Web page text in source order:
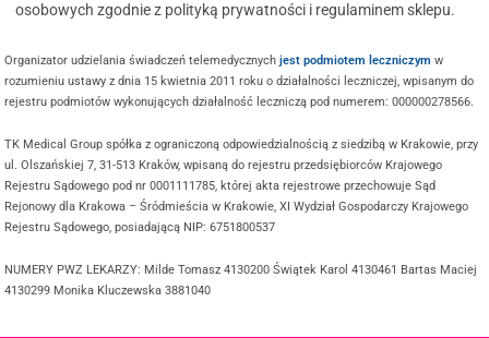
osobowych zgodnie z polityką prywatności i regulaminem sklepu.
Organizator udzielania świadczeń telemedycznychjest podmiotem leczniczym w
rozumieniu ustawy z dnia 15 kwietnia 2011 roku o działalności leczniczej, wpisanym do
rejestru podmiotów wykonujących działalność leczniczą pod numerem: 000000278566.
TK Medical Group spółka z ograniczoną odpowiedzialnością z siedzibą w Krakowie, przy
ul. Olszańskiej 7, 31-513 Kraków, wpisaną do rejestru przedsiębiorców Krajowego
Rejestru Sądowego pod nr 0001111785, której akta rejestrowe przechowuje Sąd
Rejonowy dla Krakowa – Śródmieścia w Krakowie, XI Wydział Gospodarczy Krajowego
Rejestru Sądowego, posiadającą NIP: 6751800537
NUMERY PWZ LEKARZY: Milde Tomasz 4130200 Świątek Karol 4130461 Bartas Maciej
4130299 Monika Kluczewska 3881040